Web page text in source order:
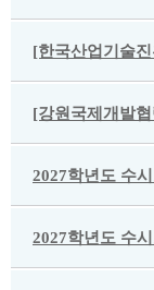
[한국산업기술
[강원국제개발
2027학년도 수
2027학년도 수